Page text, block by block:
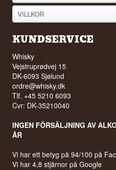
VILLKOR
KUNDSERVICE
Whisky
Vejstruprødvej 15
DK-6093 Sjølund
ordre@whisky.dk
Tlf. +45 5210 6093
Cvr: DK-35210040
INGEN FÖRSÄLJNING AV
ÅR
Vi har ett betyg på 94/100 på
Vi har 4,8 stjärnor på Google